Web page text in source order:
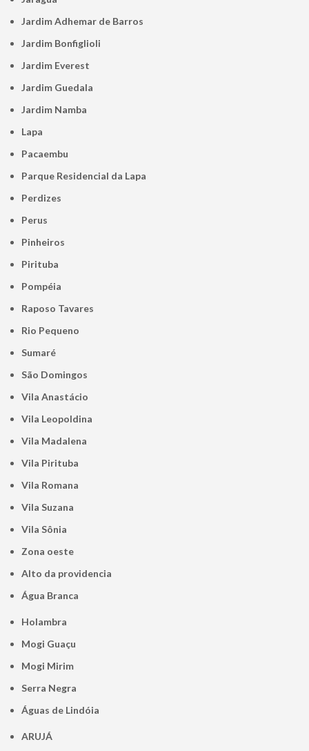
Jardim Adhemar de Barros
Jardim Bonfiglioli
Jardim Everest
Jardim Guedala
Jardim Namba
Lapa
Pacaembu
Parque Residencial da Lapa
Perdizes
Perus
Pinheiros
Pirituba
Pompéia
Raposo Tavares
Rio Pequeno
Sumaré
São Domingos
Vila Anastácio
Vila Leopoldina
Vila Madalena
Vila Pirituba
Vila Romana
Vila Suzana
Vila Sônia
Zona oeste
alto da providencia
Água Branca
Holambra
Mogi Guaçu
Mogi Mirim
Serra Negra
Águas de Lindóia
ARUJÁ